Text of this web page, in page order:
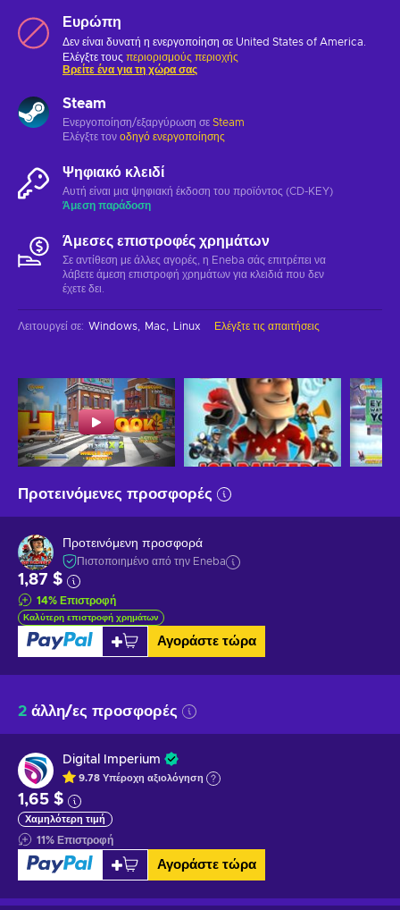
Ευρώπη
Δεν είναι δυνατή η ενεργοποίηση σε United States of America.
Ελέγξτε τους περιορισμούς περιοχής
Βρείτε ένα για τη χώρα σας
Steam
Ενεργοποίηση/εξαργύρωση σε Steam
Ελέγξτε τον οδηγό ενεργοποίησης
Ψηφιακό κλειδί
Αυτή είναι μια ψηφιακή έκδοση του προϊόντος (CD-KEY)
Άμεση παράδοση
Άμεσες επιστροφές χρημάτων
Σε αντίθεση με άλλες αγορές, η Eneba σάς επιτρέπει να
λάβετε άμεση επιστροφή χρημάτων για κλειδιά που δεν
έχετε δει.
Λειτουργεί σε: Windows Mac Linux Ελέγξτε τις απαιτήσεις
Προτεινόμενες προσφορές
Προτεινόμενη προσφορά
Πιστοποιημένο από την Eneba
1,87 $
14% Επιστροφή
Καλύτερη επιστροφή χρημάτων
Αγοράστε τώρα
2 άλλη/ες προσφορές
Digital Imperium
9.78 Υπέροχη αξιολόγηση
1,65 $
Χαμηλότερη τιμή
11% Επιστροφή
Αγοράστε τώρα